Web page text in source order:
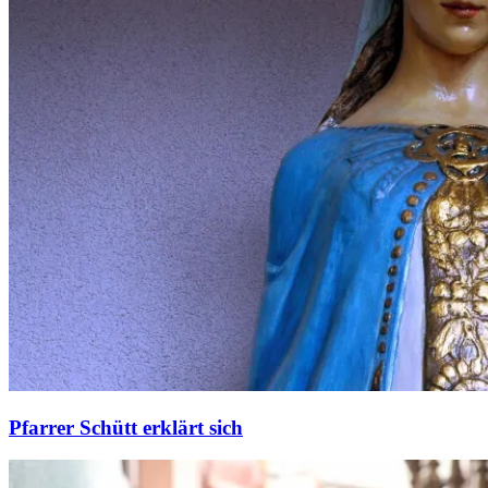
Pfarrer Schütt erklärt sich